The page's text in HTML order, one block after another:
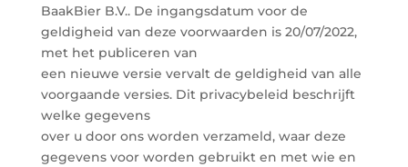
BaakBier B.V.. De ingangsdatum voor de
geldigheid van deze voorwaarden is 20/07/2022,
met het publiceren van
een nieuwe versie vervalt de geldigheid van alle
voorgaande versies. Dit privacybeleid beschrijft
welke gegevens
over u door ons worden verzameld, waar deze
gegevens voor worden gebruikt en met wie en